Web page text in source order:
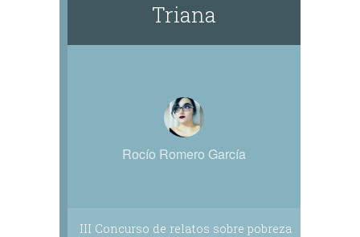
Triana
Rocío Romero García
III Concurso de relatos sobre pobreza